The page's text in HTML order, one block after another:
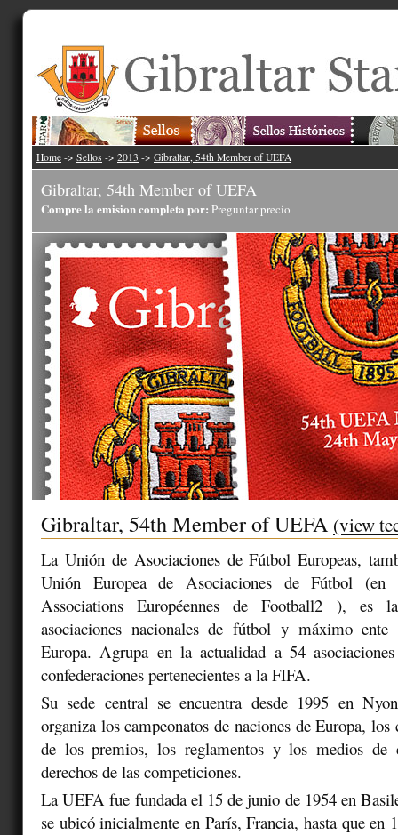
Home -> Sellos -> 2013 -> Gibraltar, 54th Member of UEFA
Gibraltar, 54th Member of UEFA
Compre la emision completa por: Preguntar precio
Gibraltar, 54th Member of UEFA (view
La Unión de Asociaciones de Fútbol Europeas,
Unión Europea de Asociaciones de Fútbol (en
Associations Européennes de Football2 ), es
asociaciones nacionales de fútbol y máximo ente
Europa. Agrupa en la actualidad a 54
confederaciones pertenecientes a la FIFA.
Su sede central se encuentra desde 1995 en
organiza los campeonatos de naciones de Europa,
de los premios, los reglamentos y los medios de
derechos de las competiciones.
La UEFA fue fundada el 15 de junio de 1954 en
se ubicó inicialmente en París, Francia, hasta que en